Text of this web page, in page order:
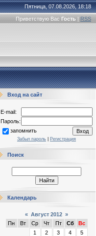
Пятница, 07.08.2026, 18:18
Приветствую Вас Гость | RSS
Вход на сайт
E-mail:
Пароль:
запомнить
Забыл пароль Регистрация
Поиск
Календарь
« Август 2012 »
Пн
Вт Ср Чт Пт Сб
Вс
1
2 3 4
5